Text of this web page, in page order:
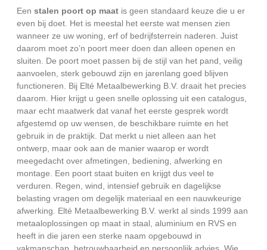
Een stalen poort op maat is geen standaard keuze die u er
even bij doet. Het is meestal het eerste wat mensen zien
wanneer ze uw woning, erf of bedrijfsterrein naderen. Juist
daarom moet zo’n poort meer doen dan alleen openen en
sluiten. De poort moet passen bij de stijl van het pand, veilig
aanvoelen, sterk gebouwd zijn en jarenlang goed blijven
functioneren. Bij Elté Metaalbewerking B.V. draait het precies
daarom. Hier krijgt u geen snelle oplossing uit een catalogus,
maar echt maatwerk dat vanaf het eerste gesprek wordt
afgestemd op uw wensen, de beschikbare ruimte en het
gebruik in de praktijk. Dat merkt u niet alleen aan het
ontwerp, maar ook aan de manier waarop er wordt
meegedacht over afmetingen, bediening, afwerking en
montage. Een poort staat buiten en krijgt dus veel te
verduren. Regen, wind, intensief gebruik en dagelijkse
belasting vragen om degelijk materiaal en een nauwkeurige
afwerking. Elté Metaalbewerking B.V. werkt al sinds 1999 aan
metaaloplossingen op maat in staal, aluminium en RVS en
heeft in die jaren een sterke naam opgebouwd in